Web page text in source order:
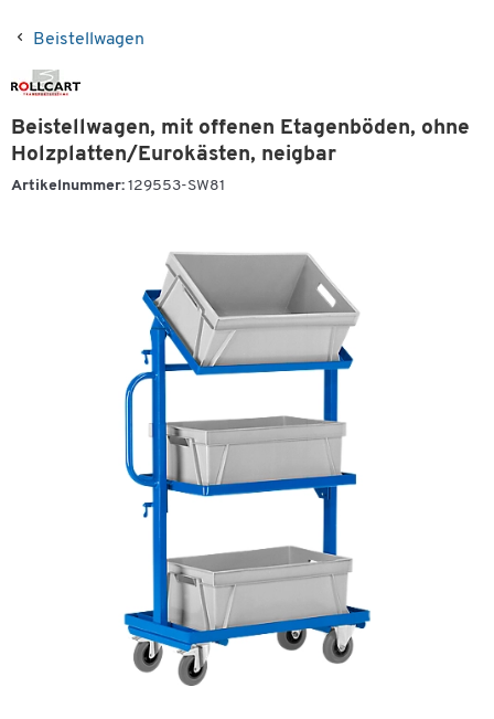
Beistellwagen
Beistellwagen, mit offenen Etagenböden, ohne
Holzplatten/Eurokästen, neigbar
Artikelnummer: 129553-SW81